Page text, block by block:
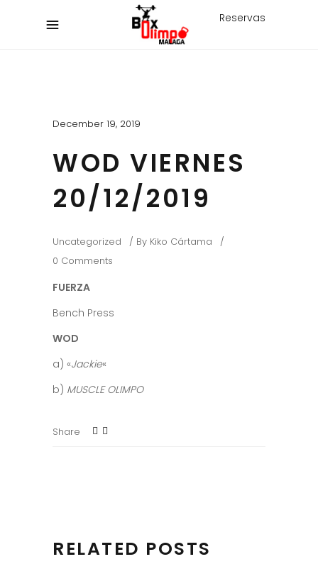
Reservas
December 19, 2019
WOD VIERNES
20/12/2019
Uncategorized By Kiko Cártama
0 Comments
FUERZA
Bench Press
WOD
a) «Jackie«
b) MUSCLE OLIMPO
Share
RELATED POSTS